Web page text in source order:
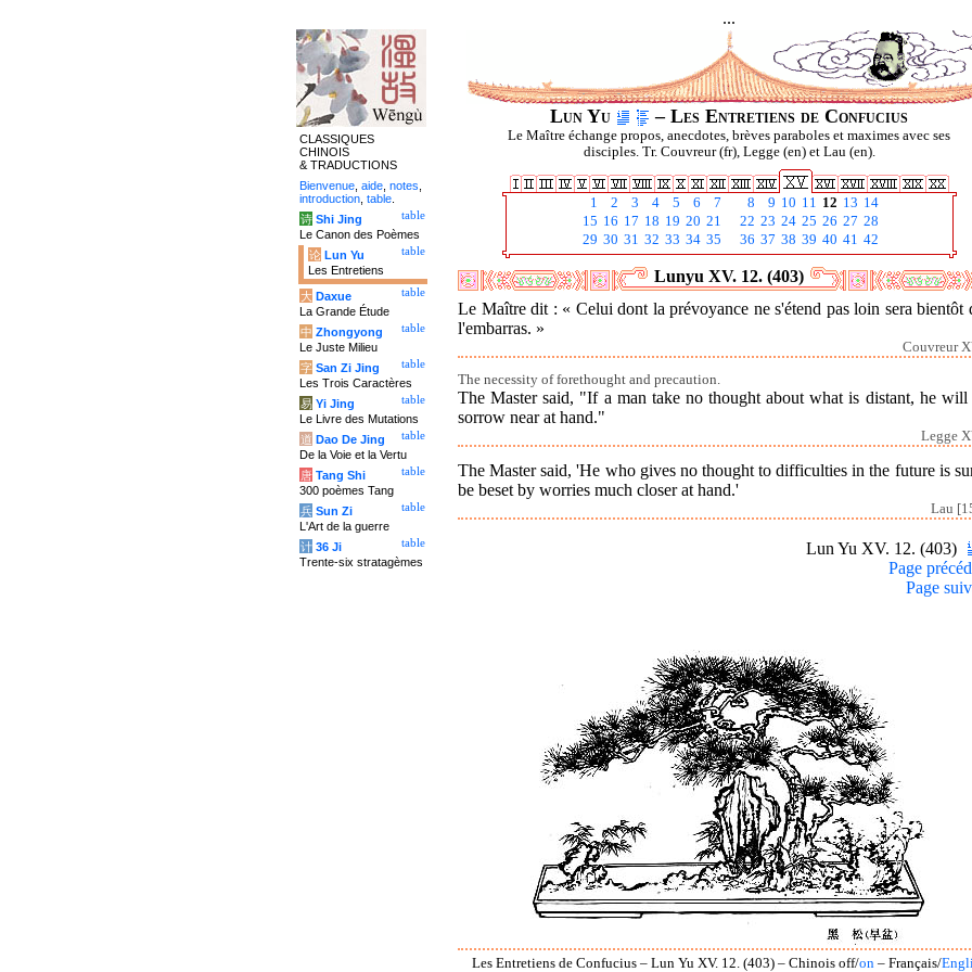
...
Lun Yu – Les Entretiens de Confucius
Le Maître échange propos, anecdotes, brèves paraboles et maximes avec ses
disciples. Tr. Couvreur (fr), Legge (en) et Lau (en).
1 2 3 4 5 6 7 8 9 10 11 12 13 14
15 16 17 18 19 20 21 22 23 24 25 26 27 28
29 30 31 32 33 34 35 36 37 38 39 40 41 42
Lunyu XV. 12. (403)
Le Maître dit : « Celui dont la prévoyance ne s'étend pas loin sera bientôt
l'embarras. »
Couvreur
The necessity of forethought and precaution.
The Master said, "If a man take no thought about what is distant, he will
sorrow near at hand."
Legge
The Master said, 'He who gives no thought to difficulties in the future is
be beset by worries much closer at hand.'
Lau
Lun Yu XV. 12. (403)
Page
Page
Les Entretiens de Confucius – Lun Yu XV. 12. (403) – Chinois off/on – Français/
CLASSIQUES
CHINOIS
& TRADUCTIONS
Bienvenue aide notes
introduction table
table
诗 Shi Jing
Le Canon des Poèmes
table
论 Lun Yu
Les Entretiens
table
大 Daxue
La Grande Étude
table
中 Zhongyong
Le Juste Milieu
table
字 San Zi Jing
Les Trois Caractères
table
易 Yi Jing
Le Livre des Mutations
table
道 Dao De Jing
De la Voie et la Vertu
table
唐 Tang Shi
300 poèmes Tang
table
兵 Sun Zi
L'Art de la guerre
table
计 36 Ji
Trente-six stratagèmes